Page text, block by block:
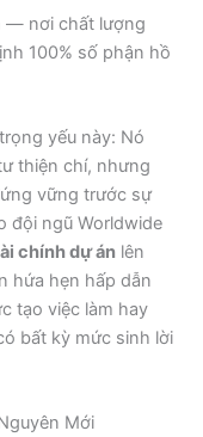
— nơi chất lượng
100% số phận hồ
yếu này: Nó
thiện chí, nhưng
vững trước sự
đội ngũ Worldwide
chính dự án lên
hứa hẹn hấp dẫn
tạo việc làm hay
bất kỳ mức sinh lời
Mới